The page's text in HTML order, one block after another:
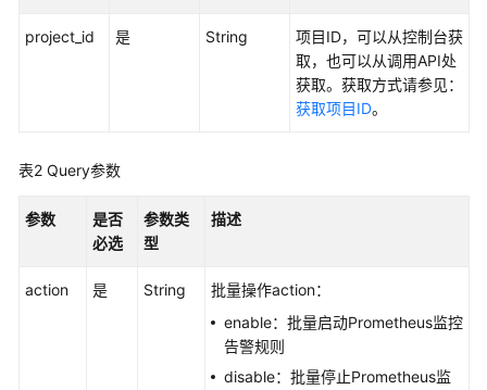
户
佳
践
参
project_id 是 String
项目ID，可以从控制台获
取，也可以从调用API处
获取。获取方式请参见：
获取项目ID。
表2 Query参数
参数
是否
必选
参数类
型
描述
action 是 String
批量操作action：
enable：批量启动Prometheus监控
告警规则
disable：批量停止Prometheus监